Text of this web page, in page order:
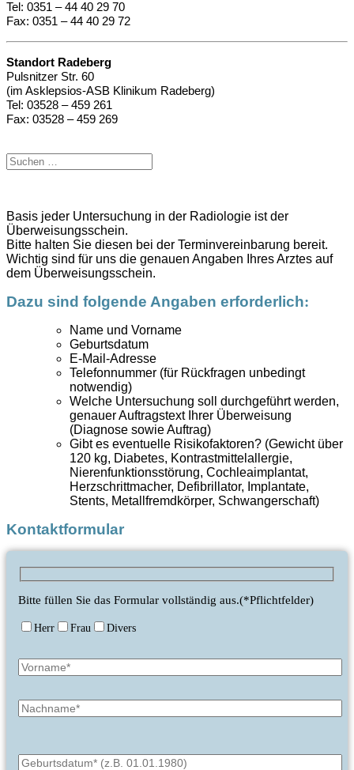
Tel: 0351 – 44 40 29 70
Fax: 0351 – 44 40 29 72
Standort Radeberg
Pulsnitzer Str. 60
(im Asklepsios-ASB Klinikum Radeberg)
Tel: 03528 – 459 261
Fax: 03528 – 459 269
Suchen
nach:
Basis jeder Untersuchung in der Radiologie ist der
Überweisungsschein.
Bitte halten Sie diesen bei der Terminvereinbarung bereit.
Wichtig sind für uns die genauen Angaben Ihres Arztes auf
dem Überweisungsschein.
Dazu sind folgende Angaben erforderlich:
Name und Vorname
Geburtsdatum
E-Mail-Adresse
Telefonnummer (für Rückfragen unbedingt
notwendig)
Welche Untersuchung soll durchgeführt werden,
genauer Auftragstext Ihrer Überweisung
(Diagnose sowie Auftrag)
Gibt es eventuelle Risikofaktoren? (Gewicht über
120 kg, Diabetes, Kontrastmittelallergie,
Nierenfunktionsstörung, Cochleaimplantat,
Herzschrittmacher, Defibrillator, Implantate,
Stents, Metallfremdkörper, Schwangerschaft)
Kontaktformular
Bitte füllen Sie das Formular vollständig aus.(*Pflichtfelder)
Herr Frau Divers
dieses